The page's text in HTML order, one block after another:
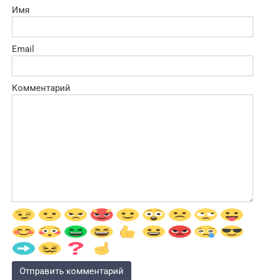
Имя
Email
Комментарий